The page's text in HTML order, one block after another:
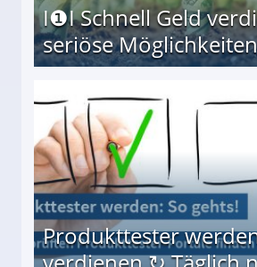
I❶I Schnell Geld
seriöse Möglichkeiten
Produkttester